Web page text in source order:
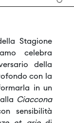
Stagione
celebra
della
con la
in un
Ciaccona
sensibilità